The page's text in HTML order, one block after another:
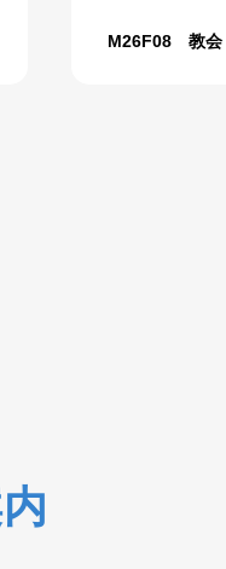
M26F08 教会